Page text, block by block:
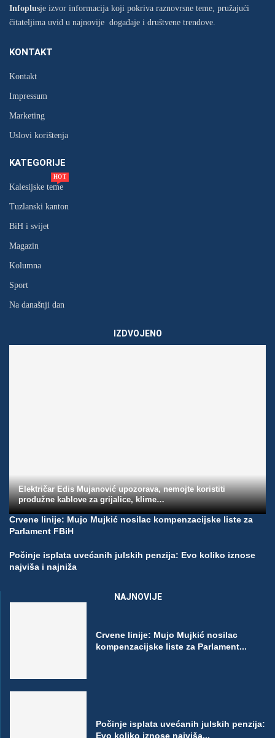
Infoplusje izvor informacija koji pokriva raznovrsne teme, pružajući
čitateljima uvid u najnovije događaje i društvene trendove.
KONTAKT
Kontakt
Impressum
Marketing
Uslovi korištenja
KATEGORIJE
Kalesijske teme
HOT
Tuzlanski kanton
BiH i svijet
Magazin
Kolumna
Sport
Na današnji dan
IZDVOJENO
Električar Edis Mujanović upozorava, nemojte koristiti
produžne kablove za grijalice, klime…
Crvene linije: Mujo Mujkić nosilac kompenzacijske liste za
Parlament FBiH
Počinje isplata uvećanih julskih penzija: Evo koliko iznose
najviša i najniža
NAJNOVIJE
Crvene linije: Mujo Mujkić nosilac
kompenzacijske liste za Parlament...
Počinje isplata uvećanih julskih penzija:
Evo koliko iznose najviša...